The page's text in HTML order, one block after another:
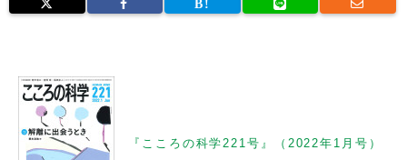
『こころの科学221号』（2022年1月号）